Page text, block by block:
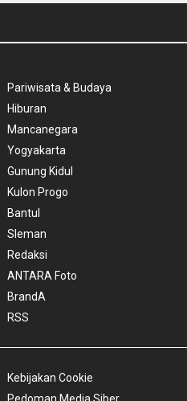
Pariwisata & Budaya
Hiburan
Mancanegara
Yogyakarta
Gunung Kidul
Kulon Progo
Bantul
Sleman
Redaksi
ANTARA Foto
BrandA
RSS
Kebijakan Cookie
Pedoman Media Siber